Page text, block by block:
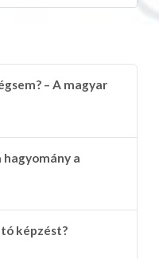
– A magyar
a
képzést?